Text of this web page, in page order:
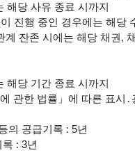
해당 사유 종료 시까지
진행 중인 경우에는 해당
잔존 시에는 해당 채권,
해당 기간 종료 시까지
관한 법률」에 따른 표시
의 공급기록 : 5년
: 3년